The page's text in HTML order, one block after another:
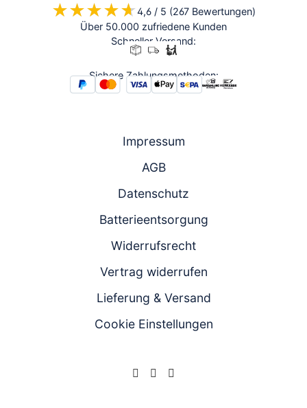
★★★★★
★★★★★4,6 / 5 (267 Bewertungen)
Über 50.000 zufriedene Kunden
Schneller Versand:
Sichere Zahlungsmethoden:
Impressum
AGB
Datenschutz
Batterieentsorgung
Widerrufsrecht
Vertrag widerrufen
Lieferung & Versand
Cookie Einstellungen